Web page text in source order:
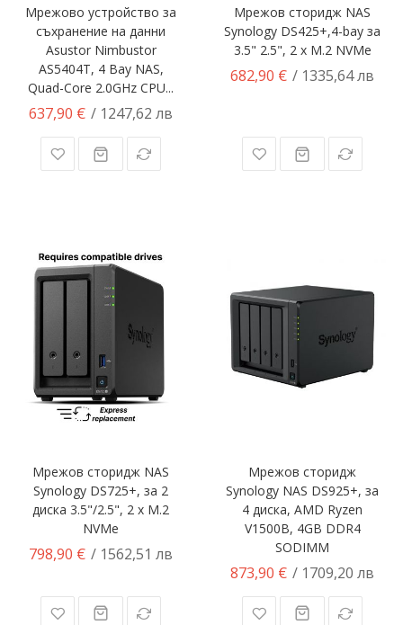
Мрежово устройство за
съхранение на данни
Asustor Nimbustor
AS5404T, 4 Bay NAS,
Quad-Core 2.0GHz CPU...
637,90 € / 1247,62 лв
Мрежов сторидж NAS
Synology DS425+,4-bay за
3.5" 2.5", 2 x M.2 NVMe
682,90 € / 1335,64 лв
Мрежов сторидж NAS
Synology DS725+, за 2
диска 3.5"/2.5", 2 x M.2
NVMe
798,90 € / 1562,51 лв
Мрежов сторидж
Synology NAS DS925+, за
4 диска, AMD Ryzen
V1500B, 4GB DDR4
SODIMM
873,90 € / 1709,20 лв